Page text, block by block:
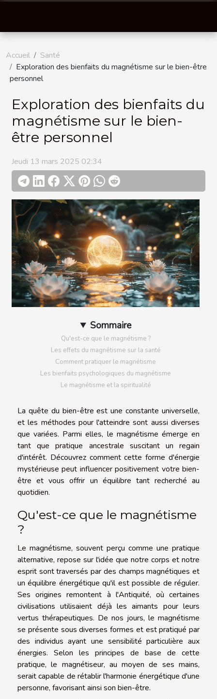
Accueil
Santé
Exploration des bienfaits du magnétisme sur le bien-être
personnel
Exploration des bienfaits du
magnétisme sur le bien-
être personnel
Jeudi 13 mars 2025 02:34
Sommaire
Qu'est-ce que le magnétisme ?
Les effets du magnétisme sur la santé
Comment pratiquer le magnétisme
Les bienfaits psychologiques du magnétisme
Le magnétisme et la spiritualité
La quête du bien-être est une constante universelle,
et les méthodes pour l'atteindre sont aussi diverses
que variées. Parmi elles, le magnétisme émerge en
tant que pratique ancestrale suscitant un regain
d'intérêt. Découvrez comment cette forme d'énergie
mystérieuse peut influencer positivement votre bien-
être et vous offrir un équilibre tant recherché au
quotidien.
Qu'est-ce que le magnétisme
?
Le magnétisme, souvent perçu comme une pratique
alternative, repose sur l'idée que notre corps et notre
esprit sont traversés par des champs magnétiques et
un équilibre énergétique qu'il est possible de réguler.
Ses origines remontent à l'Antiquité, où certaines
civilisations utilisaient déjà les aimants pour leurs
vertus thérapeutiques. De nos jours, le magnétisme
se présente sous diverses formes et est pratiqué par
des individus ayant une sensibilité particulière aux
énergies. Selon les principes de base de cette
pratique, le magnétiseur, au moyen de ses mains,
serait capable de rétablir l'harmonie énergétique d'une
personne, favorisant ainsi son bien-être.